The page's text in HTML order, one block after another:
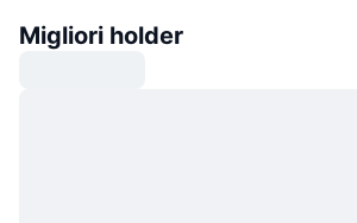
Migliori holder